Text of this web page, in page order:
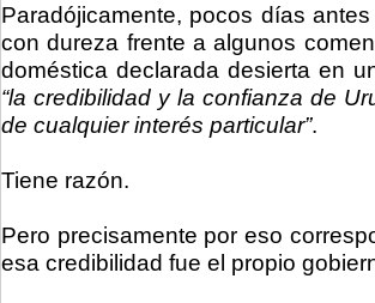
Paradójicamente, pocos días
con dureza frente a algunos
doméstica declarada desierta en
“la credibilidad y la confianza de
de cualquier interés particular”.
Tiene razón.
Pero precisamente por eso
esa credibilidad fue el propio